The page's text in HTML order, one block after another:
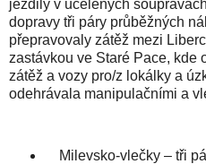
jezdily v ucelených
dopravy tři páry průběžných
přepravovaly zátěž mezi
zastávkou ve Staré Pace, kde
zátěž a vozy pro/z lokálky a
odehrávala manipulačními a
Milevsko-vlečky – tři